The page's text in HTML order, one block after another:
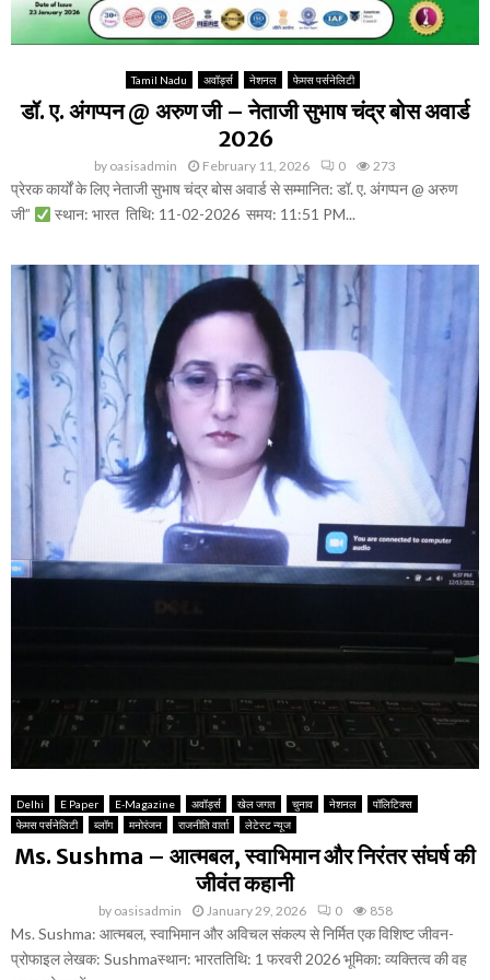
Tamil Nadu अवॉर्ड्स नेशनल फेमस पर्सनेलिटी
डॉ. ए. अंगप्पन @ अरुण जी – नेताजी सुभाष चंद्र बोस अवार्ड
2026
by oasisadmin February 11, 2026 0 273
प्रेरक कार्यों के लिए नेताजी सुभाष चंद्र बोस अवार्ड से सम्मानित: डॉ. ए. अंगप्पन @ अरुण
जी”
स्थान: भारत तिथि: 11-02-2026 समय: 11:51 PM...
Delhi E Paper E-Magazine अवॉर्ड्स खेल जगत चुनाव नेशनल
पॉलिटिक्स
फेमस पर्सनेलिटी
ब्लॉग मनोरंजन राजनीति वार्ता लेटेस्ट न्यूज
Ms. Sushma – आत्मबल, स्वाभिमान और निरंतर संघर्ष की
जीवंत कहानी
by oasisadmin January 29, 2026 0 858
Ms. Sushma: आत्मबल, स्वाभिमान और अविचल संकल्प से निर्मित एक विशिष्ट जीवन-
प्रोफाइल लेखक: Sushmaस्थान: भारततिथि: 1 फरवरी 2026 भूमिका: व्यक्तित्व की वह